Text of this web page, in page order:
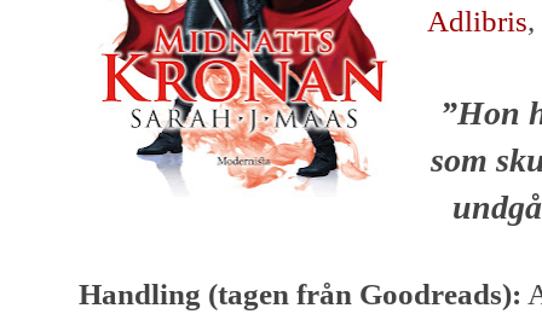
Adlibris,
”Hon
som
Handling (tagen från Goodreads):